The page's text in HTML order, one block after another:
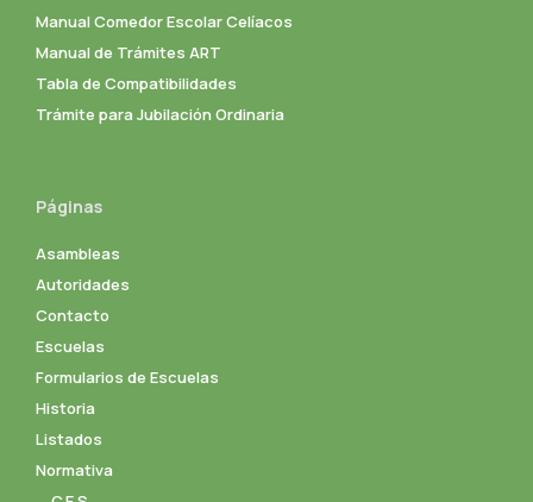
Manual Comedor Escolar Celíacos
Manual de Trámites ART
Tabla de Compatibilidades
Trámite para Jubilación Ordinaria
Páginas
Asambleas
Autoridades
Contacto
Escuelas
Formularios de Escuelas
Historia
Listados
Normativa